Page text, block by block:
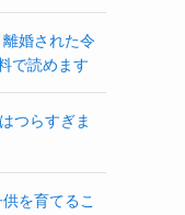
離婚された令
で読めます
つらすぎま
を育てるこ